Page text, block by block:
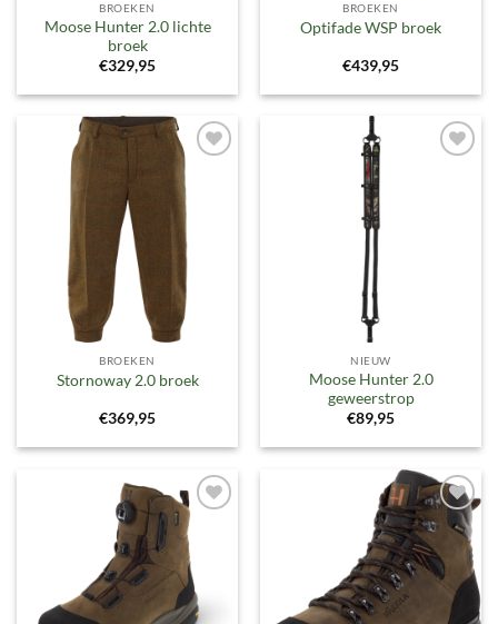
BROEKEN
Moose Hunter 2.0 lichte
broek
€329,95
BROEKEN
Optifade WSP broek
€439,95
Toevoegen
aan
verlanglijst
BROEKEN
Stornoway 2.0 broek
€369,95
NIEUW
Moose Hunter 2.0
geweerstrop
€89,95
Toevoegen
aan
verlanglijst
Toevoegen
aan
verlanglijst